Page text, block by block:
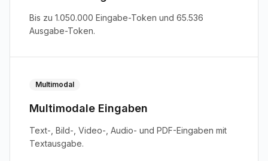
Bis zu 1.050.000 Eingabe-Token und 65.536
Ausgabe-Token.
Multimodal
Multimodale Eingaben
Text-, Bild-, Video-, Audio- und PDF-Eingaben mit
Textausgabe.